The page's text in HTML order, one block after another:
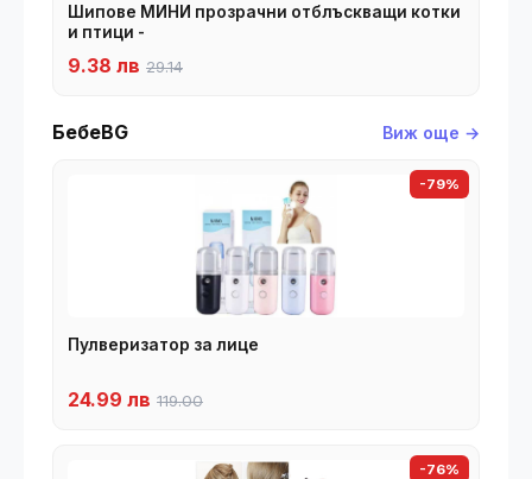
Шипове МИНИ прозрачни отблъскващи котки
и птици -
9.38 лв 29.14
БебеBG Виж още →
-79%
Пулверизатор за лице
24.99 лв 119.00
-76%